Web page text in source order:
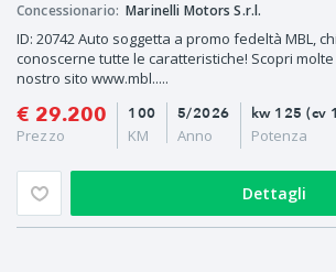
Concessionario: Marinelli Motors S.r.l.
ID: 20742 Auto soggetta a promo fedeltà MBL,
conoscerne tutte le caratteristiche! Scopri
nostro sito www.mbl.....
€ 29.200
Prezzo
5/2026
Anno
100
KM
kw 125 (cv
Potenza
Dettagli